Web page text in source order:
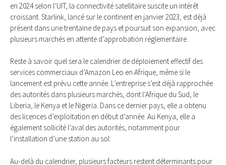
en 2024 selon l’UIT, la connectivité satellitaire suscite un intérêt
croissant. Starlink, lancé sur le continent en janvier 2023, est déjà
présent dans une trentaine de pays et poursuit son expansion, avec
plusieurs marchés en attente d’approbation réglementaire.
Reste à savoir quel sera le calendrier de déploiement effectif des
services commerciaux d’Amazon Leo en Afrique, même si le
lancement est prévu cette année. L’entreprise s’est déjà rapprochée
des autorités dans plusieurs marchés, dont l’Afrique du Sud, le
Liberia, le Kenya et le Nigeria. Dans ce dernier pays, elle a obtenu
des licences d’exploitation en début d’année. Au Kenya, elle a
également sollicité l’aval des autorités, notamment pour
l’installation d’une station au sol.
Au-delà du calendrier, plusieurs facteurs restent déterminants pour